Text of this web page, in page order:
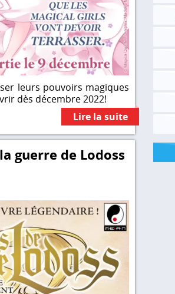
leurs pouvoirs magiques
dès décembre 2022!
Lire la suite
guerre de Lodoss